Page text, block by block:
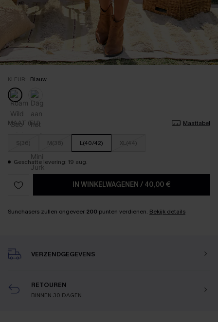
KLEUR: Blauw
MAAT (EU) Maattabel
S(36) M(38) L(40/42) XL(44)
Geschatte levering: 19 aug.
IN WINKELWAGENEN / 40,00 €
Sunchasers zullen ongeveer 200 punten verdienen. Bekijk details
VERZENDGEGEVENS
RETOUREN
BINNEN 30 DAGEN